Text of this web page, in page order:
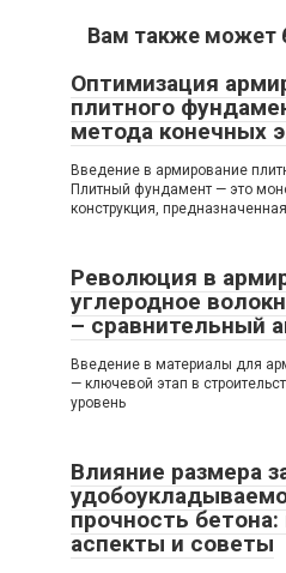
Вам также может
Оптимизация
плитного
метода конечных
Введение в армирование
Плитный фундамент — это
конструкция,
Революция в
углеродное
– сравнительный
Введение в материалы для
— ключевой этап в
уровень
Влияние размера
прочность
аспекты и советы